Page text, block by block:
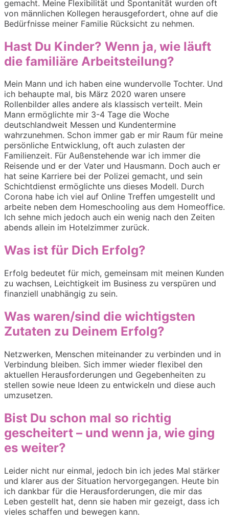
gemacht. Meine Flexibilität und Spontanität wurden oft
von männlichen Kollegen herausgefordert, ohne auf die
Bedürfnisse meiner Familie Rücksicht zu nehmen.
Hast Du Kinder? Wenn ja, wie läuft
die familiäre Arbeitsteilung?
Mein Mann und ich haben eine wundervolle Tochter. Und
ich behaupte mal, bis März 2020 waren unsere
Rollenbilder alles andere als klassisch verteilt. Mein
Mann ermöglichte mir 3-4 Tage die Woche
deutschlandweit Messen und Kundentermine
wahrzunehmen. Schon immer gab er mir Raum für meine
persönliche Entwicklung, oft auch zulasten der
Familienzeit. Für Außenstehende war ich immer die
Reisende und er der Vater und Hausmann. Doch auch er
hat seine Karriere bei der Polizei gemacht, und sein
Schichtdienst ermöglichte uns dieses Modell. Durch
Corona habe ich viel auf Online Treffen umgestellt und
arbeite neben dem Homeschooling aus dem Homeoffice.
Ich sehne mich jedoch auch ein wenig nach den Zeiten
abends allein im Hotelzimmer zurück.
Was ist für Dich Erfolg?
Erfolg bedeutet für mich, gemeinsam mit meinen Kunden
zu wachsen, Leichtigkeit im Business zu verspüren und
finanziell unabhängig zu sein.
Was waren/sind die wichtigsten
Zutaten zu Deinem Erfolg?
Netzwerken, Menschen miteinander zu verbinden und in
Verbindung bleiben. Sich immer wieder flexibel den
aktuellen Herausforderungen und Gegebenheiten zu
stellen sowie neue Ideen zu entwickeln und diese auch
umzusetzen.
Bist Du schon mal so richtig
gescheitert – und wenn ja, wie ging
es weiter?
Leider nicht nur einmal, jedoch bin ich jedes Mal stärker
und klarer aus der Situation hervorgegangen. Heute bin
ich dankbar für die Herausforderungen, die mir das
Leben gestellt hat, denn sie haben mir gezeigt, dass ich
vieles schaffen und bewegen kann.